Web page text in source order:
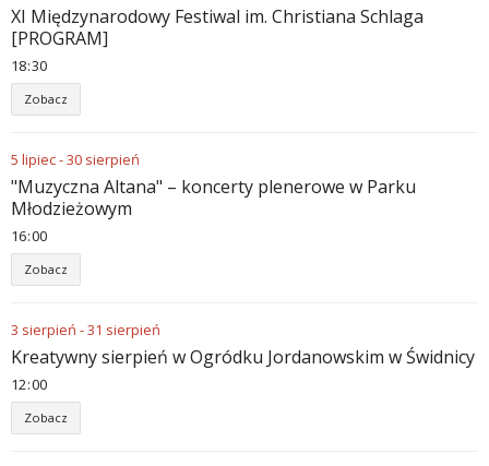
XI Międzynarodowy Festiwal im. Christiana Schlaga
[PROGRAM]
18:30
Zobacz
5 lipiec-30 sierpień
"Muzyczna Altana" – koncerty plenerowe w Parku
Młodzieżowym
16:00
Zobacz
3 sierpień -31 sierpień
Kreatywny sierpień w Ogródku Jordanowskim w Świdnicy
12:00
Zobacz